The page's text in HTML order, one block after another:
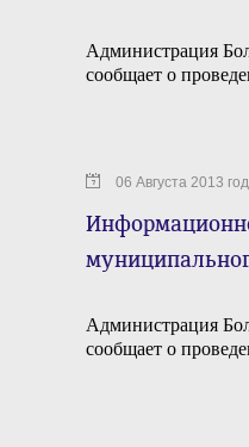
Администрация
сообщает о
06 Августа 2013
Администрация
сообщает о